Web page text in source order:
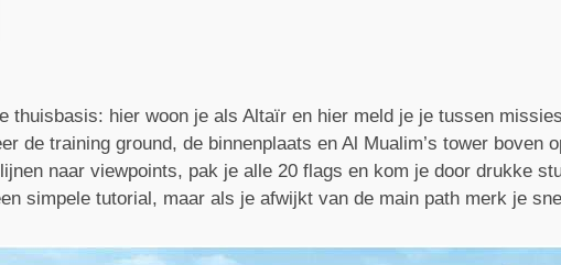
thuisbasis: hier woon je als Altaïr en hier meld je je tussen
de training ground, de binnenplaats en Al Mualim’s tower boven
naar viewpoints, pak je alle 20 flags en kom je door drukke
simpele tutorial, maar als je afwijkt van de main path merk je